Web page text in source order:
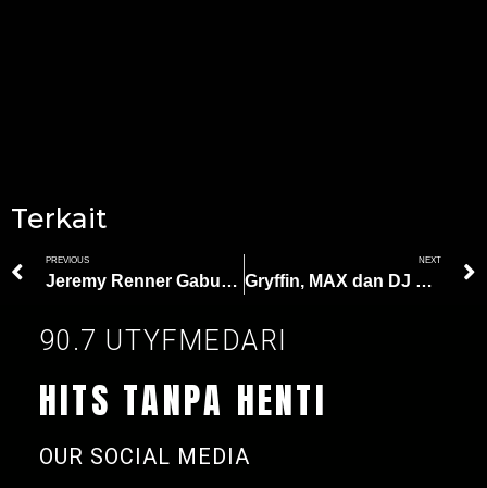
Terkait
PREVIOUS
Jeremy Renner Gabung Knives Out 3, Proyek Pertama Sejak Kecelakaan
NEXT
Gryffin, MAX dan DJ Disco Lines Menikmati Keindahan Tepi Pantai dalam Video Musik ‘MAGNET’
90.7 UTYFMEDARI
HITS TANPA HENTI
OUR SOCIAL MEDIA